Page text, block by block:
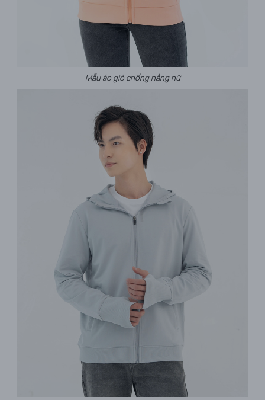
Mẫu áo gió chống nắng nữ